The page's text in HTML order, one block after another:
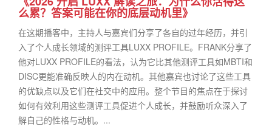
么累？答案可能在你的底层动机里》
在这期播客中，主持人与嘉宾们分享了各自的过年经历，并引
入了个人成长领域的测评工具LUXX PROFILE。FRANK分享了
他对LUXX PROFILE的看法，认为它比其他测评工具如MBTI和
DISC更能准确反映人的内在动机。其他嘉宾也讨论了这些工具
的优缺点以及它们在社交中的应用。整个节目的焦点在于探讨
如何有效利用这些测评工具促进个人成长，并鼓励听众深入了
解自己的性格与动机。...